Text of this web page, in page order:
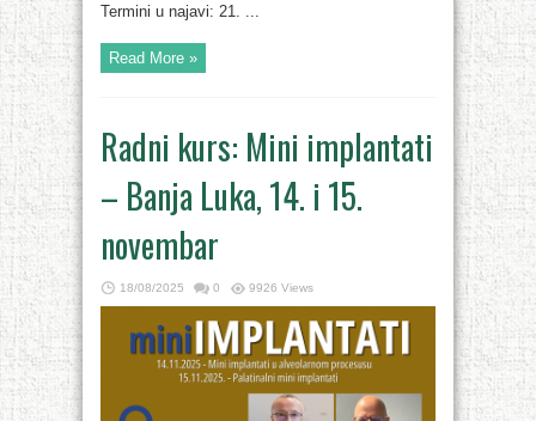
Termini u najavi: 21. ...
Read More »
Radni kurs: Mini implantati
– Banja Luka, 14. i 15.
novembar
18/08/2025 0 9926 Views